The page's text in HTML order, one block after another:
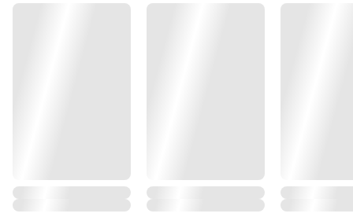
ร้ายกาจเหล่านี้ไม่ได้เกิดจากบุพการีที่ ตามใจมากไป แต่เป็น ความจงใจ